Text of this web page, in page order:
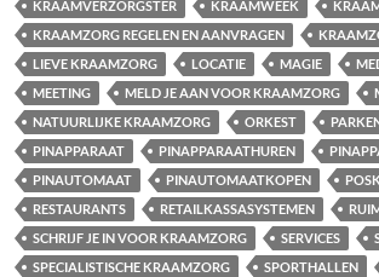
KRAAMVERZORGSTER
KRAAMWEEK
KRAAMZORG REGELEN EN AANVRAGEN
LIEVE KRAAMZORG
LOCATIE MAGIE
MEETING
MELD JE AAN VOOR KRAAMZORG
NATUURLIJKE KRAAMZORG
ORKEST
PINAPPARAAT
PINAPPARAATHUREN
PINAUTOMAAT
PINAUTOMAATKOPEN
RESTAURANTS
RETAILKASSASYSTEMEN
SCHRIJF JE IN VOOR KRAAMZORG
SERVICES
SPECIALISTISCHE KRAAMZORG
SPORTHALLEN